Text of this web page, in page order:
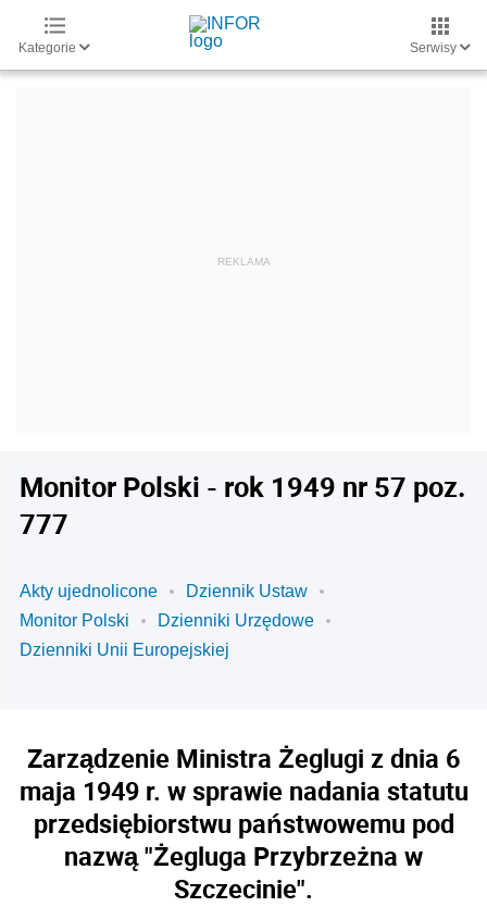
Kategorie Serwisy
Monitor Polski - rok 1949 nr 57 poz.
777
Akty ujednolicone
Dziennik Ustaw
Monitor Polski
Dzienniki Urzędowe
Dzienniki Unii Europejskiej
Zarządzenie Ministra Żeglugi z dnia 6
maja 1949 r. w sprawie nadania statutu
przedsiębiorstwu państwowemu pod
nazwą "Żegluga Przybrzeżna w
Szczecinie".